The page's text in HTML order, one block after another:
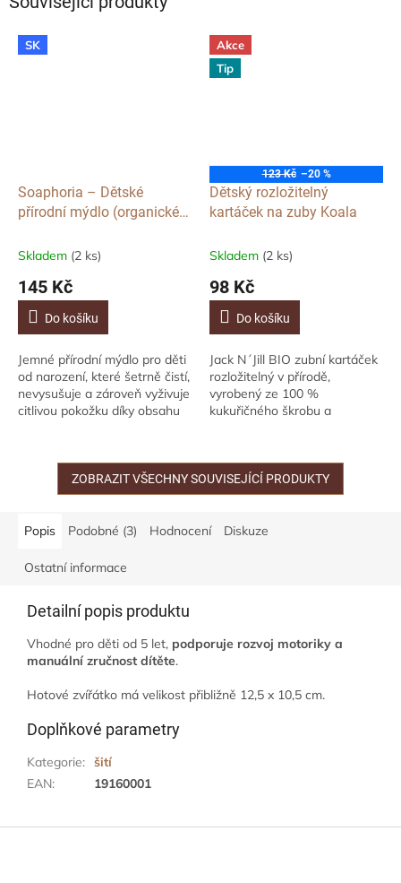
SK
Soaphoria – Dětské
přírodní mýdlo (organické),
Skladem (2 ks)
145 Kč
Do košíku
Jemné přírodní mýdlo pro děti
od narození, které šetrně čistí,
nevysušuje a zároveň vyživuje
citlivou pokožku díky obsahu
Akce
Tip
123 Kč –20 %
Dětský rozložitelný
kartáček na zuby Koala
Skladem (2 ks)
98 Kč
Do košíku
Jack N´Jill BIO zubní kartáček
rozložitelný v přírodě,
vyrobený ze 100 %
kukuřičného škrobu a
ergonomická rukojeť pro...
ZOBRAZIT VŠECHNY SOUVISEJÍCÍ PRODUKTY
Popis Podobné (3) Hodnocení Diskuze
Ostatní informace
Detailní popis produktu
Vhodné pro děti od 5 let, podporuje rozvoj motoriky a
manuální zručnost dítěte.
Hotové zvířátko má velikost přibližně 12,5 x 10,5 cm.
Doplňkové parametry
Kategorie: šití
EAN: 19160001